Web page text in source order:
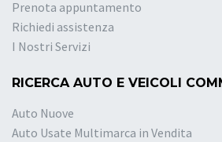
Prenota appuntamento
Richiedi assistenza
I Nostri Servizi
RICERCA AUTO E VEICOLI
Auto Nuove
Auto Usate Multimarca in Vendita